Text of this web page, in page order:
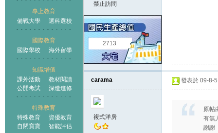
專上教育
備戰大學
選科選校
國際教育
國際學校
海外留學
知識增值
課外活動
教材閱讀
公開考試
深造進修
特殊教育
特殊教育
資優教育
自閉寶寶
智能評估
禁止訪問
2713
carama
複式洋房
發表於 09-8-
原帖
有無
謝謝